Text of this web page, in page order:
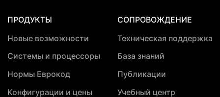
ПРОДУКТЫ
Новые возможности
Системы и процессоры
Нормы Еврокод
Конфигурации и цены
СОПРОВОЖДЕНИЕ
Техническая поддержка
База знаний
Публикации
Учебный центр